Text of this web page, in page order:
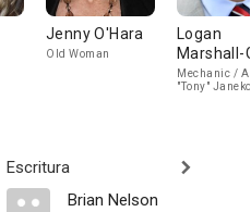
Jenny O'Hara
Old Woman
Logan
Marshall-
Mechanic /
"Tony"
Escritura
Brian Nelson